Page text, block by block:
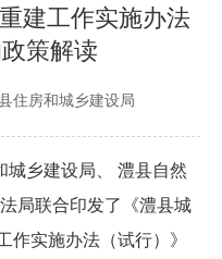
建工作实施办法
政策解读
住房和城乡建设局
城乡建设局、 澧县自然
局联合印发了《澧县城
作实施办法（试行）》